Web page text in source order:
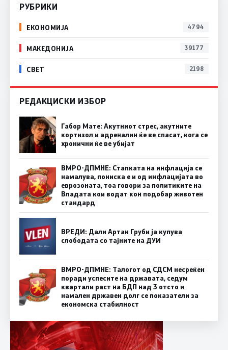
РУБРИКИ
ЕКОНОМИЈА 4794
МАКЕДОНИЈА 39177
СВЕТ 2198
РЕДАКЦИСКИ ИЗБОР
Габор Мате: Акутниот стрес, акутните
кортизол и адреналин ќе ве спасат, кога се
хронични ќе ве убијат
ВМРО-ДПМНЕ: Стапката на инфлација се
намалува, пониска е и од инфлацијата во
еврозоната, тоа говори за политиките на
Владата кои водат кон подобар животен
стандард
ВРЕДИ: Дали Артан Груби ја купува
слободата со тајните на ДУИ
ВМРО-ДПМНЕ: Талогот од СДСМ несреќен
поради успесите на државата, седум
квартали раст на БДП над 3 отсто и
намален државен долг се показатели за
економска стабилност